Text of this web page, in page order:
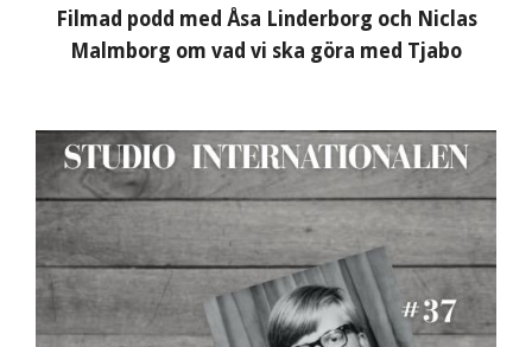
Filmad podd med Åsa Linderborg och Niclas
Malmborg om vad vi ska göra med Tjabo